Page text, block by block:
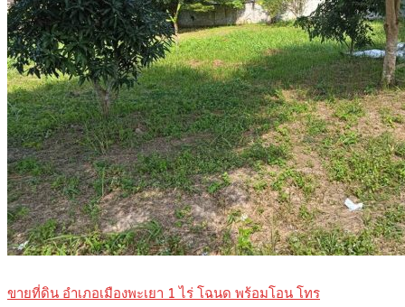
ขายที่ดิน อำเภอเมืองพะเยา 1 ไร่ โฉนด พร้อมโอน โทร